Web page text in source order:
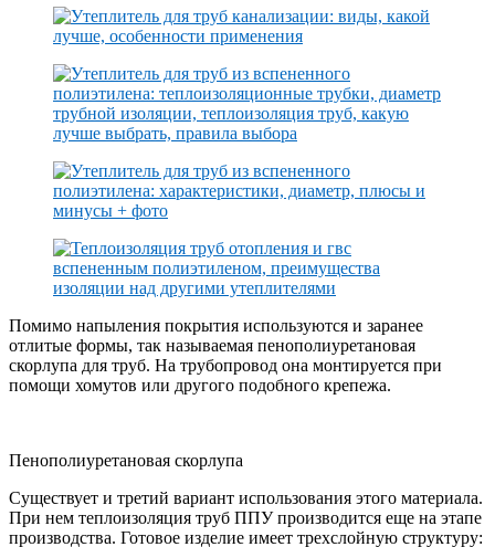
Помимо напыления покрытия используются и заранее
отлитые формы, так называемая пенополиуретановая
скорлупа для труб. На трубопровод она монтируется при
помощи хомутов или другого подобного крепежа.
Пенополиуретановая скорлупа
Существует и третий вариант использования этого материала.
При нем теплоизоляция труб ППУ производится еще на этапе
производства. Готовое изделие имеет трехслойную структуру: